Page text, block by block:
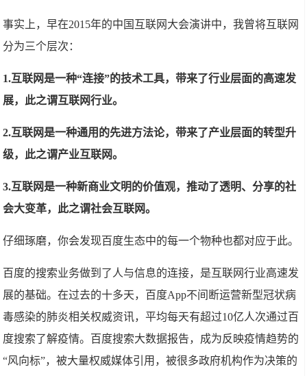
事实上，早在2015年的中国互联网大会演讲中，我曾将互联网
分为三个层次：
1.互联网是一种“连接”的技术工具，带来了行业层面的高速发
展，此之谓互联网行业。
2.互联网是一种通用的先进方法论，带来了产业层面的转型升
级，此之谓产业互联网。
3.互联网是一种新商业文明的价值观，推动了透明、分享的社
会大变革，此之谓社会互联网。
仔细琢磨，你会发现百度生态中的每一个物种也都对应于此。
百度的搜索业务做到了人与信息的连接，是互联网行业高速发
展的基础。在过去的十多天，百度App不间断运营新型冠状病
毒感染的肺炎相关权威资讯，平均每天有超过10亿人次通过百
度搜索了解疫情。百度搜索大数据报告，成为反映疫情趋势的
“风向标”，被大量权威媒体引用，被很多政府机构作为决策的